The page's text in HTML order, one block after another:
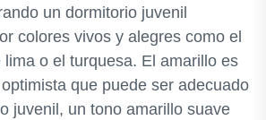
un dormitorio juvenil
colores vivos y alegres como el
o el turquesa. El amarillo es
que puede ser adecuado
juvenil, un tono amarillo suave